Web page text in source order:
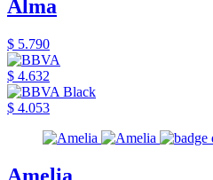
Alma
$ 5.790
$ 4.632
$ 4.053